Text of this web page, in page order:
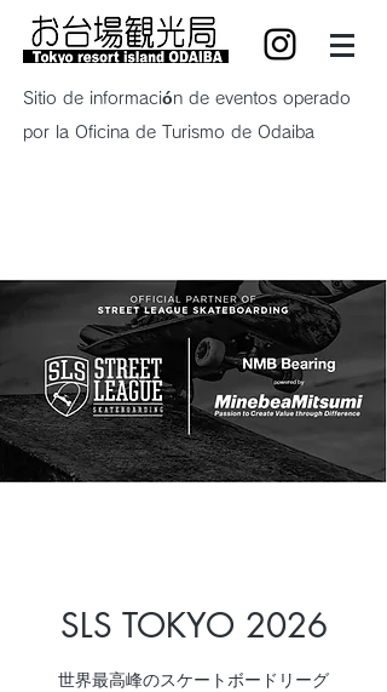
Sitio de información de eventos operado
por la Oficina de Turismo de Odaiba
SLS TOKYO 2026
世界最高峰のスケートボードリーグ